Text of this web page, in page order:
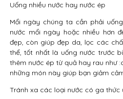
Uống nhiều nước hay nước ép
Mổi ngày chúng ta cần phải
nước mổi ngày hoặc nhiều hơn
đẹp, còn giúp đẹp da, lọc các
thể, tốt nhất là uống nước trước
thêm nước ép từ quả hay rau như
những món này giúp bạn giảm
Tránh xa các loại nước có ga thức